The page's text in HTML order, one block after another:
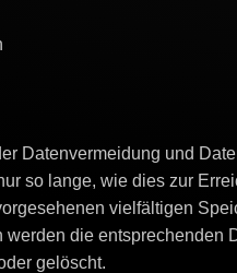
Datenvermeidung und
so lange, wie dies zur
vielfältigen
die entsprechenden
gelöscht.